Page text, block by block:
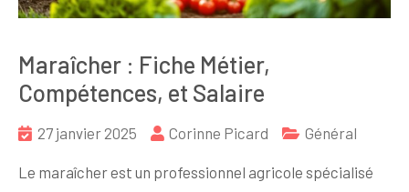
Maraîcher : Fiche Métier,
Compétences, et Salaire
27 janvier 2025 Corinne Picard Général
Le maraîcher est un professionnel agricole spécialisé